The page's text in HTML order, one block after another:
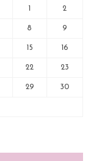
1 2
8 9
15 16
22 23
29 30